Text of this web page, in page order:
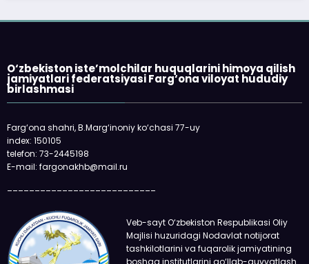
O‘zbekiston iste’molchilar huquqlarini himoya qilish
jamiyatlari federatsiyasi Farg‘ona viloyat hududiy
birlashmasi
Farg‘ona shahri, B.Marg‘inoniy ko‘chasi 77-uy
index: 150105
telefon: 73-2445198
E-mail: fargonakhb@mail.ru
Veb-sayt O‘zbekiston Respublikasi Oliy
Majlisi huzuridagi Nodavlat notijorat
tashkilotlarini va fuqarolik jamiyatining
boshqa institutlarini qo‘llab-quvvatlash